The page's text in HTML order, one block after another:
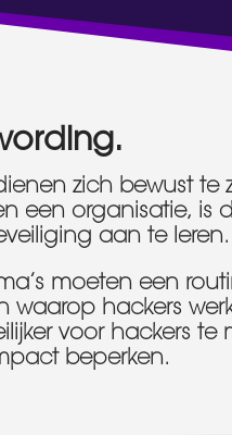
zich bewust te
een organisatie, is
aan te leren.
moeten een
waarop hackers
voor hackers
beperken.